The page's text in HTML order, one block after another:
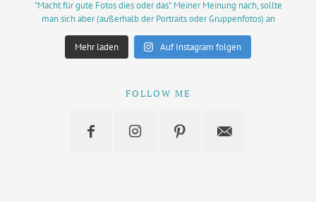
Mehr laden Auf Instagram folgen
FOLLOW ME